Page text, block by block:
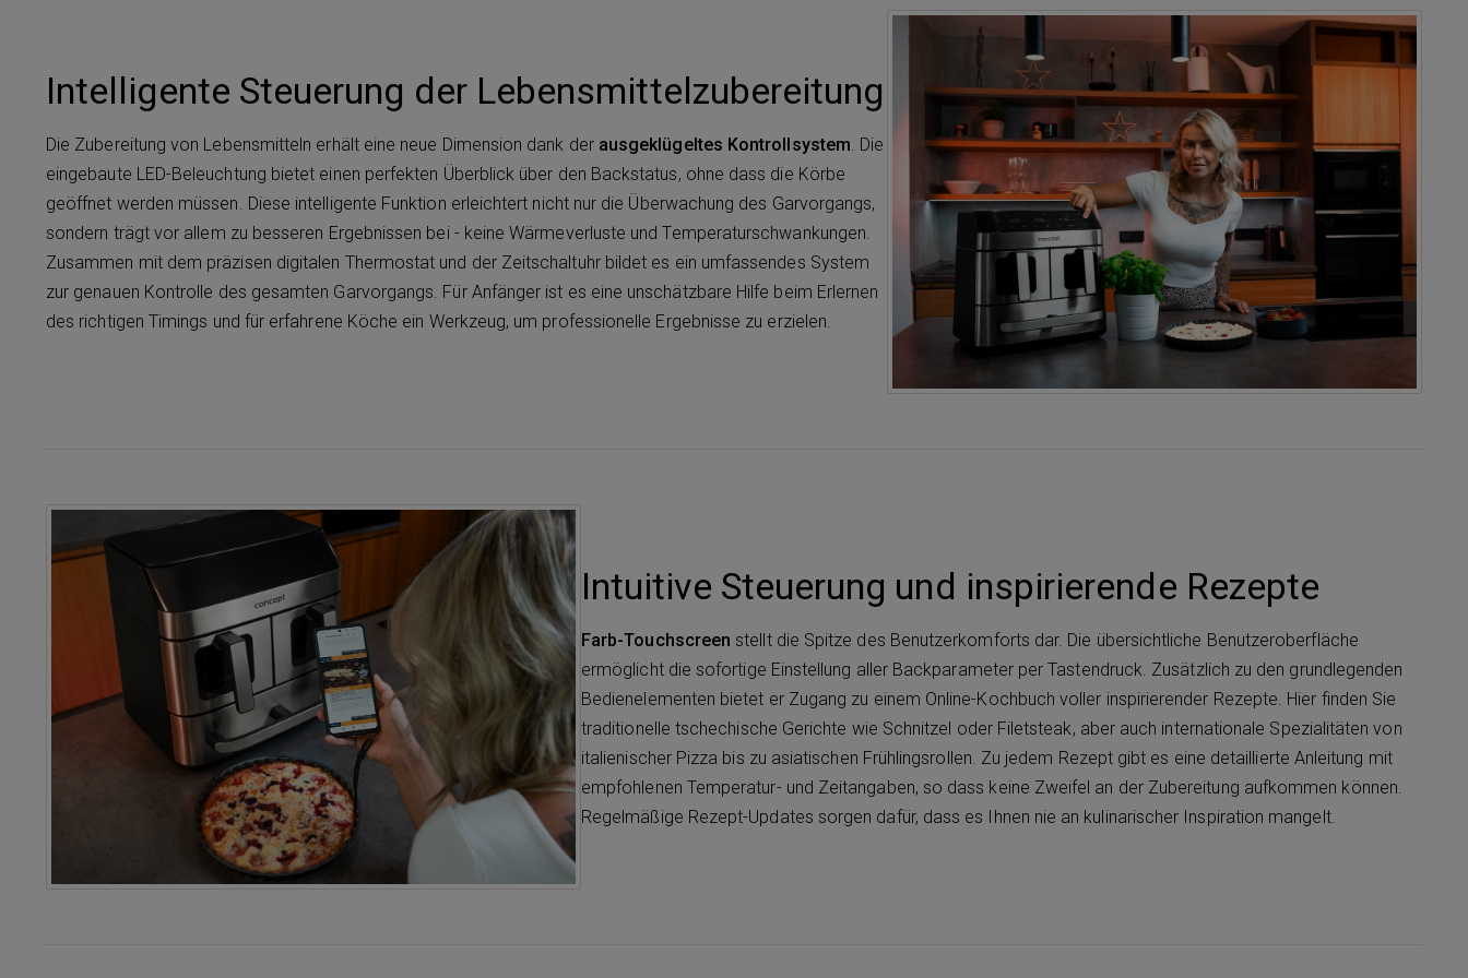
Intelligente Steuerung der Lebensmittelzubereitung
Die Zubereitung von Lebensmitteln erhält eine neue Dimension dank der ausgeklügeltes Kontrollsystem. Die
eingebaute LED-Beleuchtung bietet einen perfekten Überblick über den Backstatus, ohne dass die Körbe
geöffnet werden müssen. Diese intelligente Funktion erleichtert nicht nur die Überwachung des Garvorgangs,
sondern trägt vor allem zu besseren Ergebnissen bei - keine Wärmeverluste und Temperaturschwankungen.
Zusammen mit dem präzisen digitalen Thermostat und der Zeitschaltuhr bildet es ein umfassendes System
zur genauen Kontrolle des gesamten Garvorgangs. Für Anfänger ist es eine unschätzbare Hilfe beim Erlernen
des richtigen Timings und für erfahrene Köche ein Werkzeug, um professionelle Ergebnisse zu erzielen.
Intuitive Steuerung und inspirierende Rezepte
Farb-Touchscreen stellt die Spitze des Benutzerkomforts dar. Die übersichtliche Benutzeroberfläche
ermöglicht die sofortige Einstellung aller Backparameter per Tastendruck. Zusätzlich zu den grundlegenden
Bedienelementen bietet er Zugang zu einem Online-Kochbuch voller inspirierender Rezepte. Hier finden Sie
traditionelle tschechische Gerichte wie Schnitzel oder Filetsteak, aber auch internationale Spezialitäten von
italienischer Pizza bis zu asiatischen Frühlingsrollen. Zu jedem Rezept gibt es eine detaillierte Anleitung mit
empfohlenen Temperatur- und Zeitangaben, so dass keine Zweifel an der Zubereitung aufkommen können.
Regelmäßige Rezept-Updates sorgen dafür, dass es Ihnen nie an kulinarischer Inspiration mangelt.